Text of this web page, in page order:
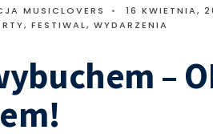
MUSICLOVERS • 16 KWIETNIA,
FESTIWAL, WYDARZENIA
–